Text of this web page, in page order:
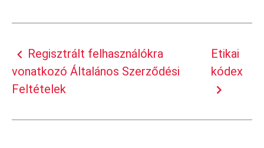
Regisztrált felhasználókra
vonatkozó Általános Szerződési
Feltételek
Etikai
kódex